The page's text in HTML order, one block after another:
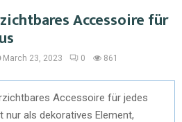
Accessoire für
March 23, 2023 0 861
Accessoire für jedes
nur als dekoratives Element,